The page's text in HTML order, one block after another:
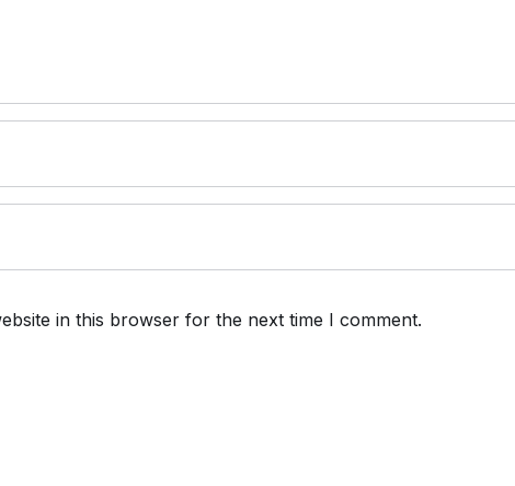
in this browser for the next time I comment.